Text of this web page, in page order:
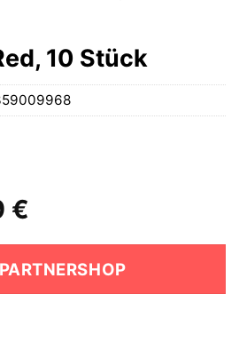
10 Stück
€
€
ist:
8,99 €.